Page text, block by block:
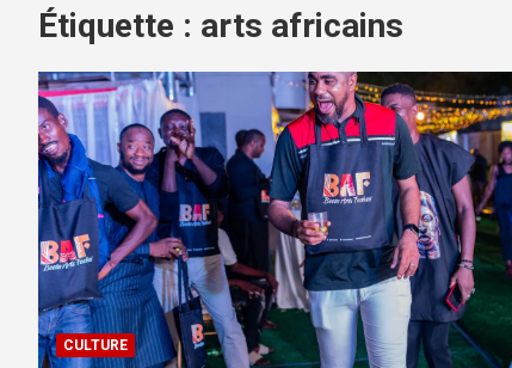
Étiquette : arts africains
CULTURE